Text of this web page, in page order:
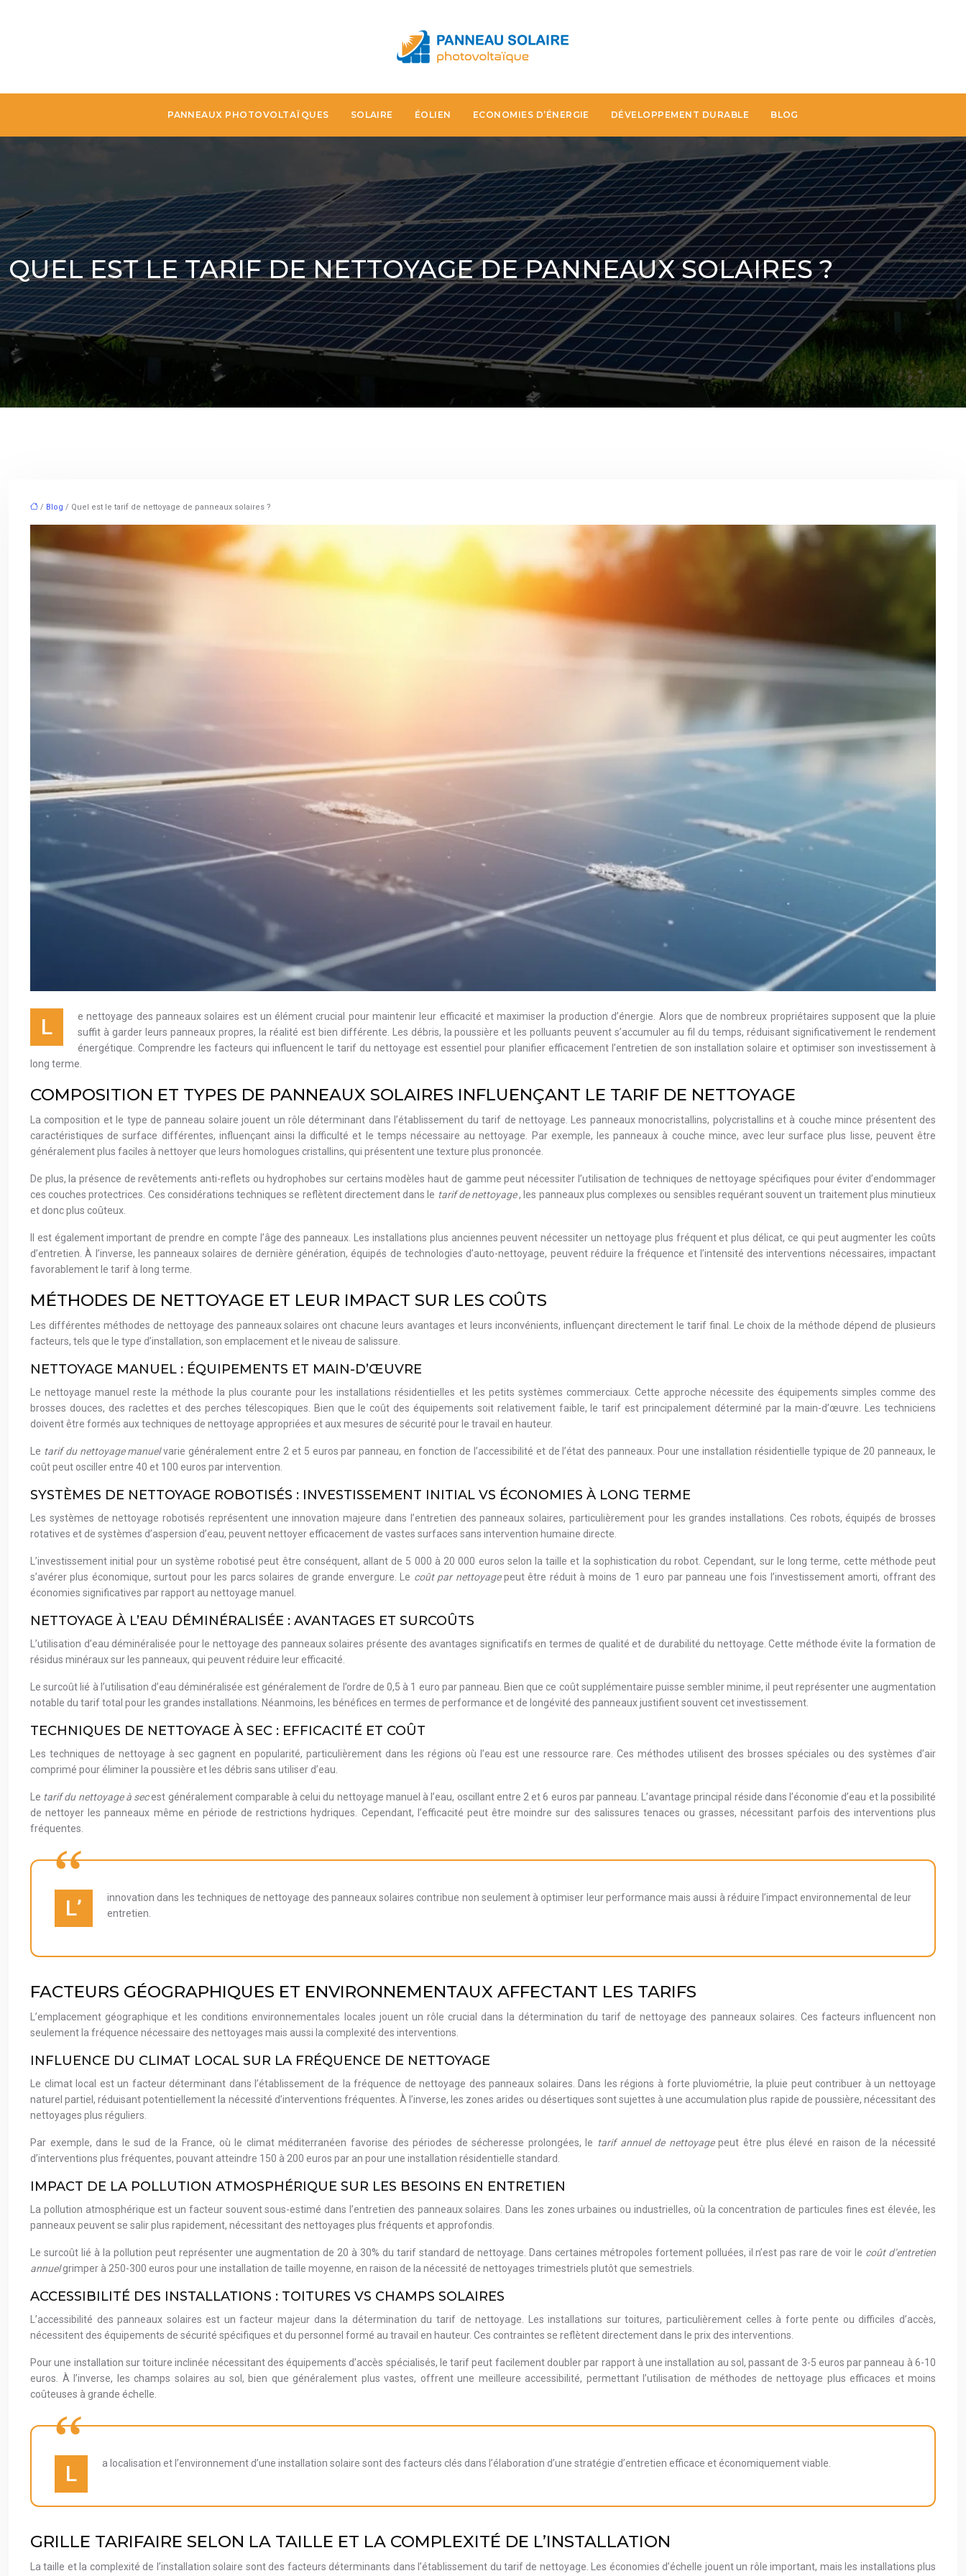
PANNEAUX PHOTOVOLTAÏQUES SOLAIRE ÉOLIEN ECONOMIES D’ÉNERGIE DÉVELOPPEMENT DURABLE BLOG
QUEL EST LE TARIF DE NETTOYAGE DE PANNEAUX SOLAIRES ?
/ Blog / Quel est le tarif de nettoyage de panneaux solaires ?
L
e nettoyage des panneaux solaires est un élément crucial pour maintenir leur efficacité et maximiser la production d’énergie. Alors que de nombreux propriétaires supposent que la pluie
suffit à garder leurs panneaux propres, la réalité est bien différente. Les débris, la poussière et les polluants peuvent s’accumuler au fil du temps, réduisant significativement le rendement
énergétique. Comprendre les facteurs qui influencent le tarif du nettoyage est essentiel pour planifier efficacement l’entretien de son installation solaire et optimiser son investissement à
long terme.
COMPOSITION ET TYPES DE PANNEAUX SOLAIRES INFLUENÇANT LE TARIF DE NETTOYAGE
La composition et le type de panneau solaire jouent un rôle déterminant dans l’établissement du tarif de nettoyage. Les panneaux monocristallins, polycristallins et à couche mince présentent des
caractéristiques de surface différentes, influençant ainsi la difficulté et le temps nécessaire au nettoyage. Par exemple, les panneaux à couche mince, avec leur surface plus lisse, peuvent être
généralement plus faciles à nettoyer que leurs homologues cristallins, qui présentent une texture plus prononcée.
De plus, la présence de revêtements anti-reflets ou hydrophobes sur certains modèles haut de gamme peut nécessiter l’utilisation de techniques de nettoyage spécifiques pour éviter d’endommager
ces couches protectrices. Ces considérations techniques se reflètent directement dans le tarif de nettoyage, les panneaux plus complexes ou sensibles requérant souvent un traitement plus minutieux
et donc plus coûteux.
Il est également important de prendre en compte l’âge des panneaux. Les installations plus anciennes peuvent nécessiter un nettoyage plus fréquent et plus délicat, ce qui peut augmenter les coûts
d’entretien. À l’inverse, les panneaux solaires de dernière génération, équipés de technologies d’auto-nettoyage, peuvent réduire la fréquence et l’intensité des interventions nécessaires, impactant
favorablement le tarif à long terme.
MÉTHODES DE NETTOYAGE ET LEUR IMPACT SUR LES COÛTS
Les différentes méthodes de nettoyage des panneaux solaires ont chacune leurs avantages et leurs inconvénients, influençant directement le tarif final. Le choix de la méthode dépend de plusieurs
facteurs, tels que le type d’installation, son emplacement et le niveau de salissure.
NETTOYAGE MANUEL : ÉQUIPEMENTS ET MAIN-D’ŒUVRE
Le nettoyage manuel reste la méthode la plus courante pour les installations résidentielles et les petits systèmes commerciaux. Cette approche nécessite des équipements simples comme des
brosses douces, des raclettes et des perches télescopiques. Bien que le coût des équipements soit relativement faible, le tarif est principalement déterminé par la main-d’œuvre. Les techniciens
doivent être formés aux techniques de nettoyage appropriées et aux mesures de sécurité pour le travail en hauteur.
Le tarif du nettoyage manuelvarie généralement entre 2 et 5 euros par panneau, en fonction de l’accessibilité et de l’état des panneaux. Pour une installation résidentielle typique de 20 panneaux, le
coût peut osciller entre 40 et 100 euros par intervention.
SYSTÈMES DE NETTOYAGE ROBOTISÉS : INVESTISSEMENT INITIAL VS ÉCONOMIES À LONG TERME
Les systèmes de nettoyage robotisés représentent une innovation majeure dans l’entretien des panneaux solaires, particulièrement pour les grandes installations. Ces robots, équipés de brosses
rotatives et de systèmes d’aspersion d’eau, peuvent nettoyer efficacement de vastes surfaces sans intervention humaine directe.
L’investissement initial pour un système robotisé peut être conséquent, allant de 5 000 à 20 000 euros selon la taille et la sophistication du robot. Cependant, sur le long terme, cette méthode peut
s’avérer plus économique, surtout pour les parcs solaires de grande envergure. Le coût par nettoyagepeut être réduit à moins de 1 euro par panneau une fois l’investissement amorti, offrant des
économies significatives par rapport au nettoyage manuel.
NETTOYAGE À L’EAU DÉMINÉRALISÉE : AVANTAGES ET SURCOÛTS
L’utilisation d’eau déminéralisée pour le nettoyage des panneaux solaires présente des avantages significatifs en termes de qualité et de durabilité du nettoyage. Cette méthode évite la formation de
résidus minéraux sur les panneaux, qui peuvent réduire leur efficacité.
Le surcoût lié à l’utilisation d’eau déminéralisée est généralement de l’ordre de 0,5 à 1 euro par panneau. Bien que ce coût supplémentaire puisse sembler minime, il peut représenter une augmentation
notable du tarif total pour les grandes installations. Néanmoins, les bénéfices en termes de performance et de longévité des panneaux justifient souvent cet investissement.
TECHNIQUES DE NETTOYAGE À SEC : EFFICACITÉ ET COÛT
Les techniques de nettoyage à sec gagnent en popularité, particulièrement dans les régions où l’eau est une ressource rare. Ces méthodes utilisent des brosses spéciales ou des systèmes d’air
comprimé pour éliminer la poussière et les débris sans utiliser d’eau.
Le tarif du nettoyage à secest généralement comparable à celui du nettoyage manuel à l’eau, oscillant entre 2 et 6 euros par panneau. L’avantage principal réside dans l’économie d’eau et la possibilité
de nettoyer les panneaux même en période de restrictions hydriques. Cependant, l’efficacité peut être moindre sur des salissures tenaces ou grasses, nécessitant parfois des interventions plus
fréquentes.
L’
innovation dans les techniques de nettoyage des panneaux solaires contribue non seulement à optimiser leur performance mais aussi à réduire l’impact environnemental de leur
entretien.
FACTEURS GÉOGRAPHIQUES ET ENVIRONNEMENTAUX AFFECTANT LES TARIFS
L’emplacement géographique et les conditions environnementales locales jouent un rôle crucial dans la détermination du tarif de nettoyage des panneaux solaires. Ces facteurs influencent non
seulement la fréquence nécessaire des nettoyages mais aussi la complexité des interventions.
INFLUENCE DU CLIMAT LOCAL SUR LA FRÉQUENCE DE NETTOYAGE
Le climat local est un facteur déterminant dans l’établissement de la fréquence de nettoyage des panneaux solaires. Dans les régions à forte pluviométrie, la pluie peut contribuer à un nettoyage
naturel partiel, réduisant potentiellement la nécessité d’interventions fréquentes. À l’inverse, les zones arides ou désertiques sont sujettes à une accumulation plus rapide de poussière, nécessitant des
nettoyages plus réguliers.
Par exemple, dans le sud de la France, où le climat méditerranéen favorise des périodes de sécheresse prolongées, le tarif annuel de nettoyagepeut être plus élevé en raison de la nécessité
d’interventions plus fréquentes, pouvant atteindre 150 à 200 euros par an pour une installation résidentielle standard.
IMPACT DE LA POLLUTION ATMOSPHÉRIQUE SUR LES BESOINS EN ENTRETIEN
La pollution atmosphérique est un facteur souvent sous-estimé dans l’entretien des panneaux solaires. Dans les zones urbaines ou industrielles, où la concentration de particules fines est élevée, les
panneaux peuvent se salir plus rapidement, nécessitant des nettoyages plus fréquents et approfondis.
Le surcoût lié à la pollution peut représenter une augmentation de 20 à 30% du tarif standard de nettoyage. Dans certaines métropoles fortement polluées, il n’est pas rare de voir le coût d’entretien
annuelgrimper à 250-300 euros pour une installation de taille moyenne, en raison de la nécessité de nettoyages trimestriels plutôt que semestriels.
ACCESSIBILITÉ DES INSTALLATIONS : TOITURES VS CHAMPS SOLAIRES
L’accessibilité des panneaux solaires est un facteur majeur dans la détermination du tarif de nettoyage. Les installations sur toitures, particulièrement celles à forte pente ou difficiles d’accès,
nécessitent des équipements de sécurité spécifiques et du personnel formé au travail en hauteur. Ces contraintes se reflètent directement dans le prix des interventions.
Pour une installation sur toiture inclinée nécessitant des équipements d’accès spécialisés, le tarif peut facilement doubler par rapport à une installation au sol, passant de 3-5 euros par panneau à 6-10
euros. À l’inverse, les champs solaires au sol, bien que généralement plus vastes, offrent une meilleure accessibilité, permettant l’utilisation de méthodes de nettoyage plus efficaces et moins
coûteuses à grande échelle.
L a localisation et l’environnement d’une installation solaire sont des facteurs clés dans l’élaboration d’une stratégie d’entretien efficace et économiquement viable.
GRILLE TARIFAIRE SELON LA TAILLE ET LA COMPLEXITÉ DE L’INSTALLATION
La taille et la complexité de l’installation solaire sont des facteurs déterminants dans l’établissement du tarif de nettoyage. Les économies d’échelle jouent un rôle important, mais les installations plus